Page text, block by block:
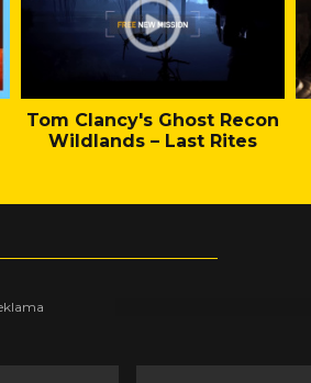
Tom Clancy's Ghost Recon
Wildlands – Last Rites